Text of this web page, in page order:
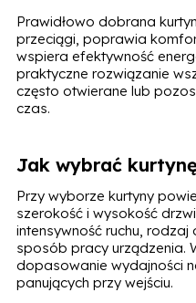
Prawidłowo dobrana
przeciągi, poprawia
wspiera efektywność
praktyczne rozwiązanie
często otwierane lub
czas.
Jak wybrać
Przy wyborze kurtyny
szerokość i wysokość
intensywność ruchu,
sposób pracy urządzenia.
dopasowanie wydajności
panujących przy wejściu.